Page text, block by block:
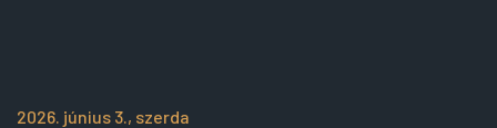
2026. június 3., szerda